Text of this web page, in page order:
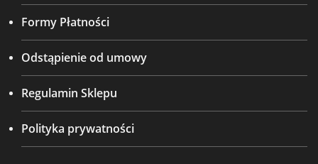
Formy Płatności
Odstąpienie od umowy
Regulamin Sklepu
Polityka prywatności